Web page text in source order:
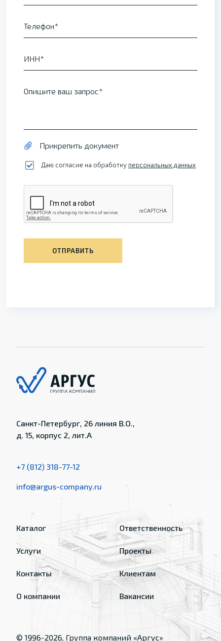
Телефон
ИНН
Опишите ваш запрос
Прикрепить документ
Даю согласие на обработку персональных данных
ОТПРАВИТЬ
Санкт-Петербург, 26 линия В.О.,
д. 15, корпус 2, лит.А
+7 (812) 318-77-12
info@argus-company.ru
Каталог
Услуги
Контакты
О компании
Ответственность
Проекты
Клиентам
Вакансии
© 1996-2026, Группа компаний «Аргус»